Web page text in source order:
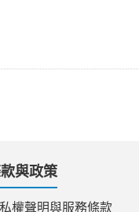
與政策
權聲明與服務條款